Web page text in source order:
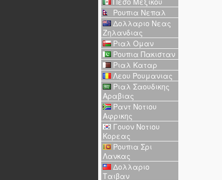
Ρουπια Νεπαλ
Δολλαριο Νεας
Ζηλανδιας
Ριαλ Ομαν
Ρουπια Πακισταν
Ριαλ Καταρ
Λεου Ρουμανιας
Ριαλ Σαουδικης
Αραβιας
Ραντ Νοτιου
Αφρικης
Γουον Νοτιου
Κορεας
Ρουπια Σρι
Λανκας
Δολλαριο
Ταιβαν